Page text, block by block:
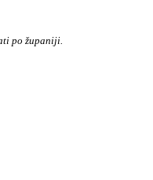
po županiji.